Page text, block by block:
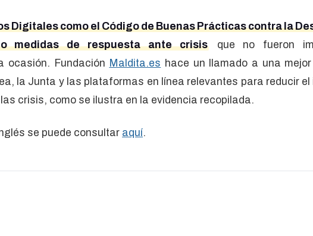
Digitales como el Código de Buenas Prácticas contra la
medidas de respuesta ante crisisque no fueron
ocasión. Fundación Maldita.es hace un llamado a una
la Junta y las plataformas en línea relevantes para reducir el
crisis, como se ilustra en la evidencia recopilada.
se puede consultar aquí.